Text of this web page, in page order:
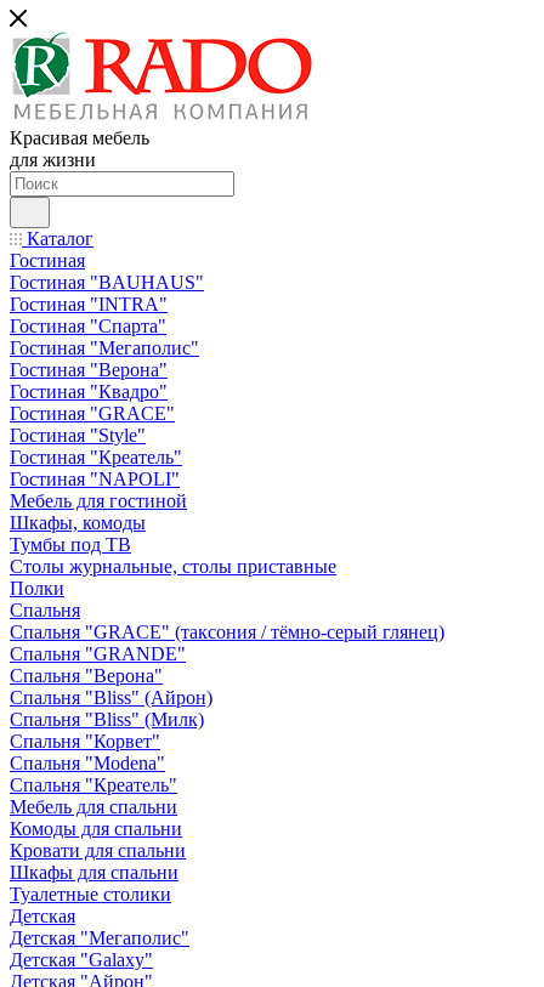
Красивая мебель
для жизни
Каталог
Гостиная
Гостиная "BAUHAUS"
Гостиная "INTRA"
Гостиная "Спарта"
Гостиная "Мегаполис"
Гостиная "Верона"
Гостиная "Квадро"
Гостиная "GRACE"
Гостиная "Style"
Гостиная "Креатель"
Гостиная "NAPOLI"
Мебель для гостиной
Шкафы, комоды
Тумбы под ТВ
Столы журнальные, столы приставные
Полки
Спальня
Спальня "GRACE" (таксония / тёмно-серый глянец)
Спальня "GRANDE"
Спальня "Верона"
Спальня "Bliss" (Айрон)
Спальня "Bliss" (Милк)
Спальня "Корвет"
Спальня "Modena"
Спальня "Креатель"
Мебель для спальни
Комоды для спальни
Кровати для спальни
Шкафы для спальни
Туалетные столики
Детская
Детская "Мегаполис"
Детская "Galaxy"
Детская "Айрон"